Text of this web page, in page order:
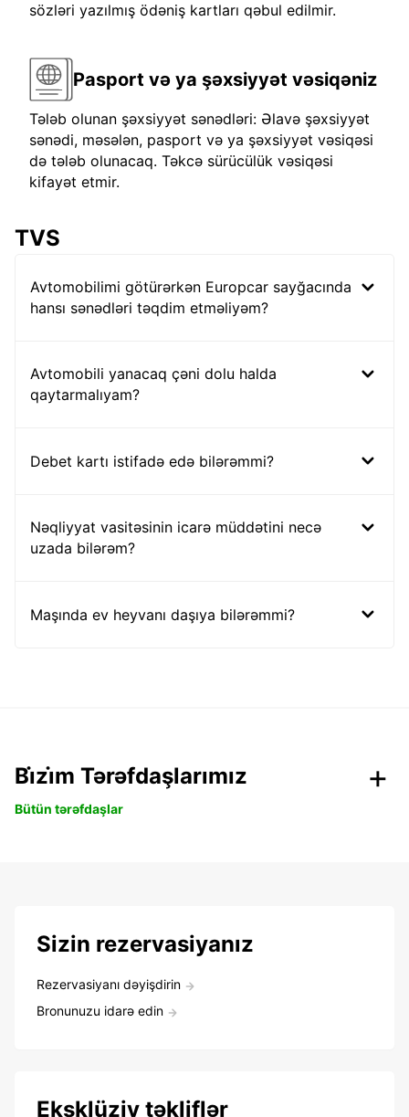
sözləri yazılmış ödəniş kartları qəbul edilmir.
Pasport və ya şəxsiyyət vəsiqəniz
Tələb olunan şəxsiyyət sənədləri: Əlavə şəxsiyyət
sənədi, məsələn, pasport və ya şəxsiyyət vəsiqəsi
də tələb olunacaq. Təkcə sürücülük vəsiqəsi
kifayət etmir.
TVS
Avtomobilimi götürərkən Europcar sayğacında
hansı sənədləri təqdim etməliyəm?
Avtomobili yanacaq çəni dolu halda
qaytarmalıyam?
Debet kartı istifadə edə bilərəmmi?
Nəqliyyat vasitəsinin icarə müddətini necə
uzada bilərəm?
Maşında ev heyvanı daşıya bilərəmmi?
Bi̇zi̇m Tərəfdaşlarımız
Bütün tərəfdaşlar
Sizin rezervasiyanız
Rezervasiyanı dəyişdirin
Bronunuzu idarə edin
Eksklüziv təkliflər